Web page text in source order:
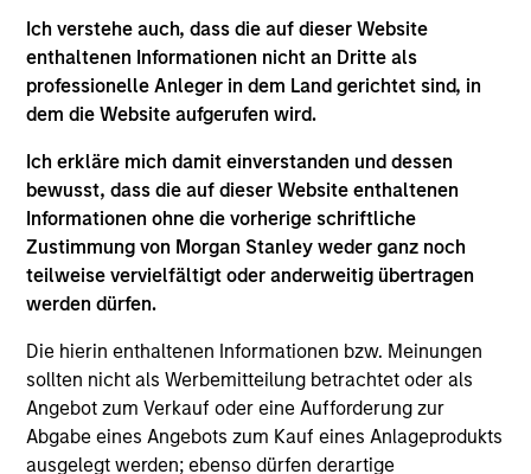
Ich verstehe auch, dass die auf dieser Website
enthaltenen Informationen nicht an Dritte als
professionelle Anleger in dem Land gerichtet sind, in
dem die Website aufgerufen wird.
Ich erkläre mich damit einverstanden und dessen
bewusst, dass die auf dieser Website enthaltenen
Informationen ohne die vorherige schriftliche
Zustimmung von Morgan Stanley weder ganz noch
teilweise vervielfältigt oder anderweitig übertragen
werden dürfen.
Die hierin enthaltenen Informationen bzw. Meinungen
sollten nicht als Werbemitteilung betrachtet oder als
Angebot zum Verkauf oder eine Aufforderung zur
Abgabe eines Angebots zum Kauf eines Anlageprodukts
ausgelegt werden; ebenso dürfen derartige
the site or your use of such site.
Morgan Stanley
Morgan Stanley Careers